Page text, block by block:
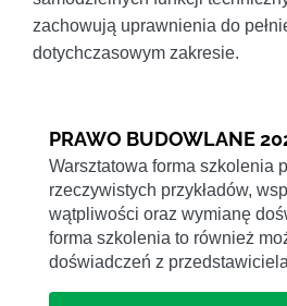
zachowują uprawnienia do
dotychczasowym zakresie.
PRAWO BUDOWLANE
Warsztatowa forma szkolenia
rzeczywistych przykładów,
wątpliwości oraz wymianę
forma szkolenia to również
doświadczeń z